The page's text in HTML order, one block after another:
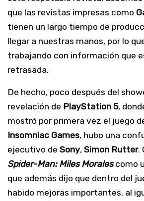
que las revistas impresas como
tienen un largo tiempo de
llegar a nuestras manos, por lo
trabajando con información que
retrasada.
De hecho, poco después del
revelación de PlayStation 5,
mostró por primera vez el juego
Insomniac Games, hubo una
ejecutivo de Sony, Simon Rutter.
Spider-Man: Miles Moralescomo
que además dijo que dentro del
habido mejoras importantes, al